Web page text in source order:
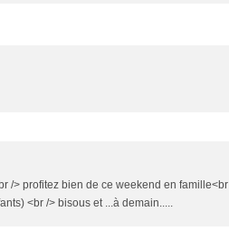
/> profitez bien de ce weekend en famille<br
<br /> bisous et ...à demain.....